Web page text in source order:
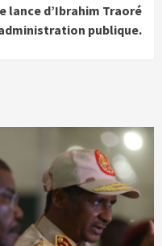
lance d’Ibrahim Traoré
publique.